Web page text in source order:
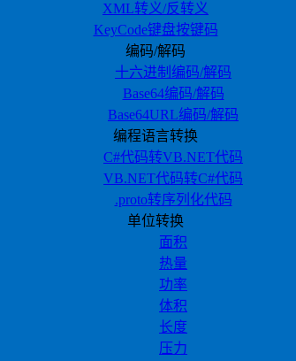
XML转义/反转义
KeyCode键盘按键码
编码/解码
十六进制编码/解码
Base64编码/解码
Base64URL编码/解码
编程语言转换
C#代码转VB.NET代码
VB.NET代码转C#代码
.proto转序列化代码
单位转换
面积
热量
功率
体积
长度
压力